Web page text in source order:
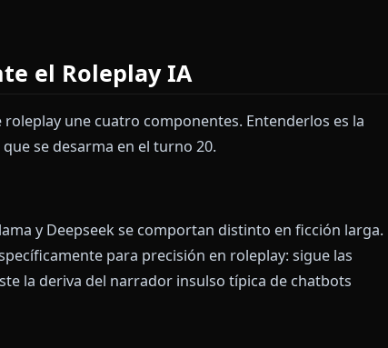
de memoria mantiene los eventos previos
llevan la trama. La IA puede empujar,
escribiste fanfic o moderaste un foro play-by-
el Roleplay IA